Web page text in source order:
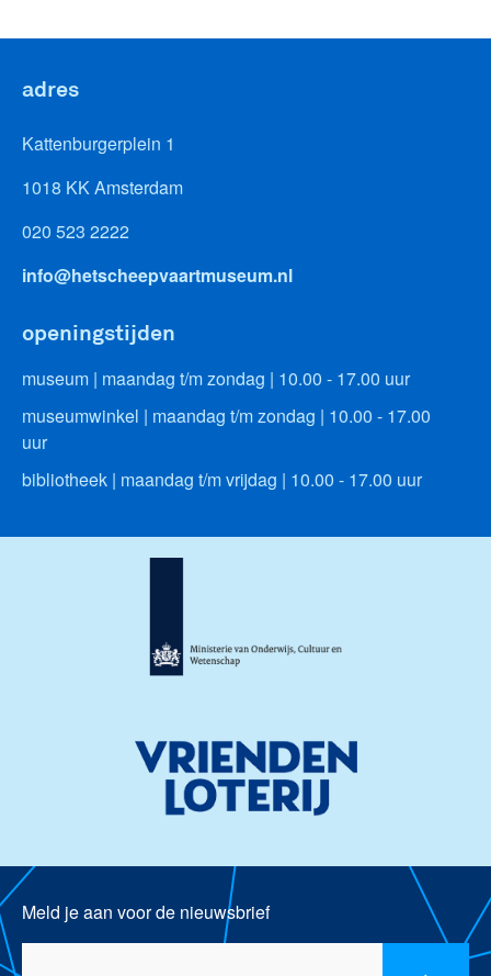
adres
Kattenburgerplein 1
1018 KK Amsterdam
020 523 2222
info@hetscheepvaartmuseum.nl
openingstijden
museum | maandag t/m zondag | 10.00 - 17.00 uur
museumwinkel | maandag t/m zondag | 10.00 - 17.00
uur
bibliotheek | maandag t/m vrijdag | 10.00 - 17.00 uur
Meld je aan voor de nieuwsbrief